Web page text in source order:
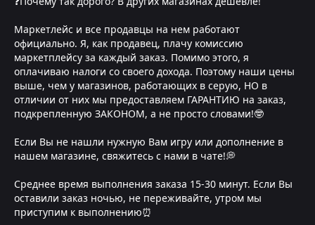
Маркетлейс и все продавцы на нем работают
официально. Я, как продавец, плачу комиссию
маркетплейсу за каждый заказ. Помимо этого, я
оплачиваю налоги со своего дохода. Поэтому наши цены
выше, чем у магазинов, работающих в серую, НО в
отличии от них мы предоставляем ГАРАНТИЮ на заказ,
подкрепленную ЗАКОНОМ, а не просто словами!🤓
Если Вы не нашли нужную Вам игру или дополнение в
нашем магазине, свяжитесь с нами в чате!💭
Среднее время выполнения заказа 15-30 минут. Если Вы
оставили заказ ночью, не переживайте, утром мы
приступим к выполнению⏰